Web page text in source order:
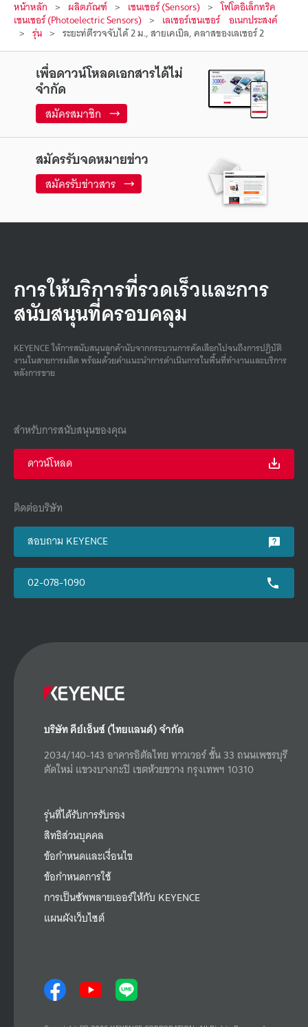
หน้าหลัก ผลิตภัณฑ์ เซนเซอร์ (Sensors) โฟโตอิเล็กทริค
เซนเซอร์ (Photoelectric Sensors) เลเซอร์เซนเซอร์ อเนกประสงค์
รุ่น ระยะท่ตีรวจจับได้ 2 ม., สายเคเบิล, คลาสของเลเซอร์ 2
เพื่อดาวน์โหลดเอกสารได้ไม่
จำกัด
สมัครสมาชิก
สมัครรับจดหมายข่าว
สมัครรับข่าวสาร
การให้บริการที่รวดเร็วและการ
สนับสนุนที่ครอบคลุม
KEYENCE ให้การสนับสนุนลูกค้านับจากกระบวนการคัดเลือกไปจนถึงการปฏิบัติ
งานในสายการผลิต พร้อมด้วยคําแนะนําการดําเนินการในพื้นที่ทํางานและบริการ
หลังการขาย
สำหรับการสนับสนุนของคุณ
ดาวน์โหลด
ติดต่อบริษัท
สอบถาม KEYENCE
02-078-1090
บริษัท คีย์เอ็นซ์ (ไทยแลนด์) จำกัด
2034/140-143 อาคารอิตัลไทย ทาวเวอร์ ชั้น 33 ถนนเพชรบุรี
ตัดใหม่ แขวงบางกะปิ เขตห้วยขวาง กรุงเทพฯ 10310
รุ่นที่ได้รับการรับรอง
สิทธิส่วนบุคคล
ข้อกำหนดและเงื่อนไข
ข้อกำหนดการใช้
การเป็นซัพพลายเออร์ให้กับ KEYENCE
แผนผังเว็บไซต์